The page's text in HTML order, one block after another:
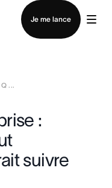
Je me lance
Q ...
:
suivre